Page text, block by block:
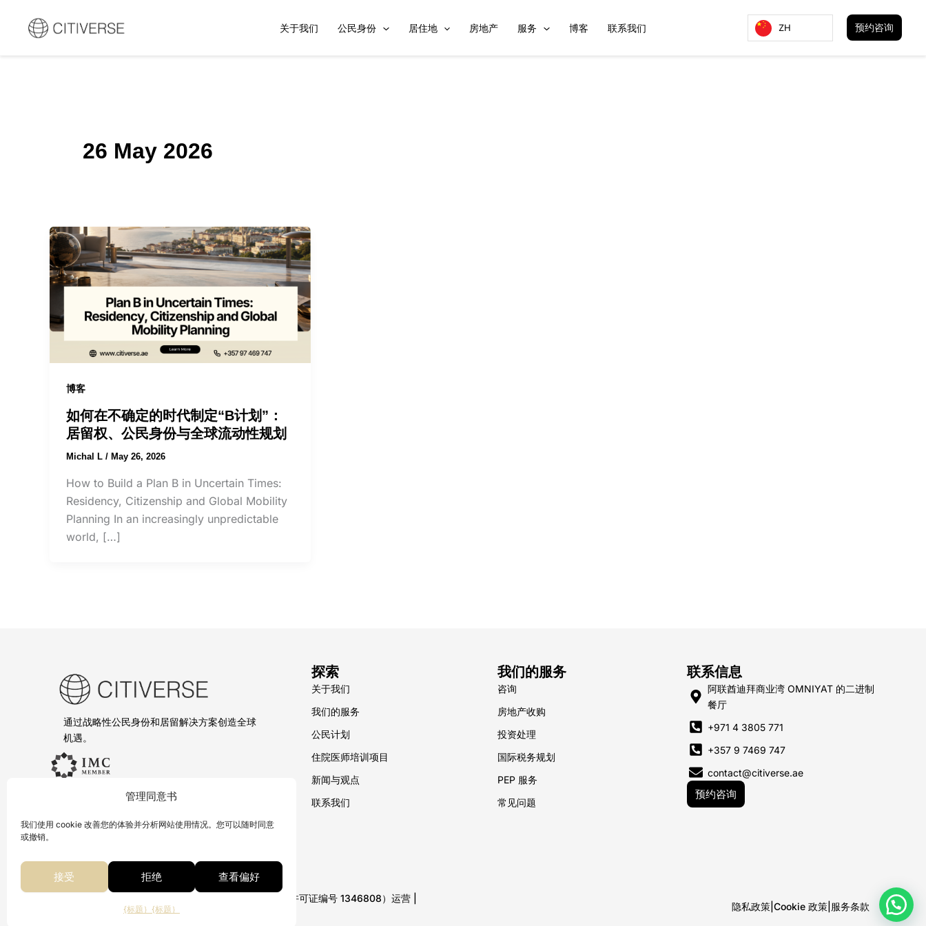
管理同意书
我们使用 cookie 改善您的体验并分析网站使用情况。您可以随时同意
或撤销。
接受 拒绝 查看偏好
{标题｝ {标题｝
关于我们 公民身份 居住地 房地产 服务 博客 联系我们 ZH 预约咨询
26 May 2026
博客
如何在不确定的时代制定“B计划”：
居留权、公民身份与全球流动性规划
Michal L / May 26, 2026
How to Build a Plan B in Uncertain Times:
Residency, Citizenship and Global Mobility
Planning In an increasingly unpredictable
world, […]
通过战略性公民身份和居留解决方案创造全球
机遇。
.
L
k
d
I
t
g
W
t
s
A
p
T
e
r
探索
关于我们
我们的服务
公民计划
住院医师培训项目
新闻与观点
联系我们
我们的服务
咨询
房地产收购
投资处理
国际税务规划
PEP 服务
常见问题
联系信息
阿联酋迪拜商业湾 OMNIYAT 的二进制
餐厅
+971 4 3805 771
+357 9 7469 747
contact@citiverse.ae
预约咨询
© CITIVERSE 由 IBCCS Corporate Services LLC（许可证编号 1346808）运营 |
create.
隐私政策 Cookie 政策 服务条款